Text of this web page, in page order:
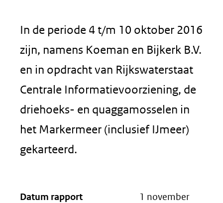
In de periode 4 t/m 10 oktober 2016
zijn, namens Koeman en Bijkerk B.V.
en in opdracht van Rijkswaterstaat
Centrale Informatievoorziening, de
driehoeks- en quaggamosselen in
het Markermeer (inclusief IJmeer)
gekarteerd.
Datum rapport
1 november